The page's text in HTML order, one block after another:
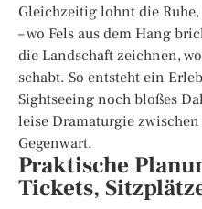
Gleichzeitig lohnt die Ruhe,
– wo Fels aus dem Hang
die Landschaft zeichnen,
schabt. So entsteht ein
Sightseeing noch bloßes
leise Dramaturgie
Gegenwart.
Praktische
Tickets,